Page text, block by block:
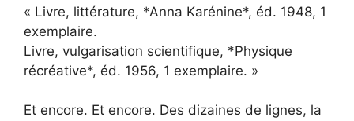
« Livre, littérature, *Anna Karénine*, éd. 1948, 1
exemplaire.
Livre, vulgarisation scientifique, *Physique
récréative*, éd. 1956, 1 exemplaire. »
Et encore. Et encore. Des dizaines de lignes, la